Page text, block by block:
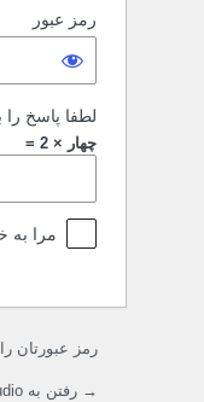
رمز عبور
لطفا پاسخ را
چهار × 2 =
مرا به
رمز عبورتان
→ رفتن به Afdesta Studio